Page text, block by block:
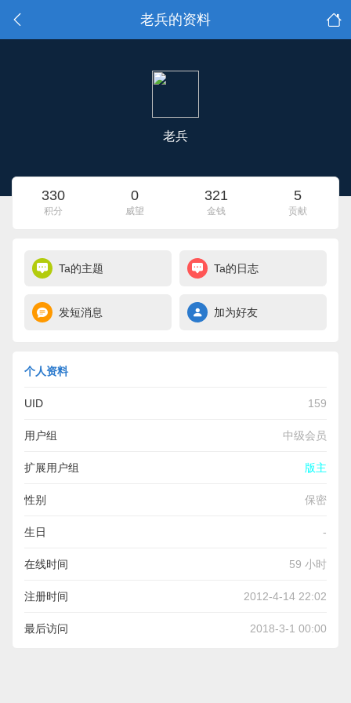
老兵的资料
老兵
330
积分
0
威望
321
金钱
5
贡献
Ta的主题 Ta的日志
发短消息 加为好友
个人资料
UID 159
用户组 中级会员
扩展用户组 版主
性别 保密
生日 -
在线时间 59 小时
注册时间 2012-4-14 22:02
最后访问 2018-3-1 00:00